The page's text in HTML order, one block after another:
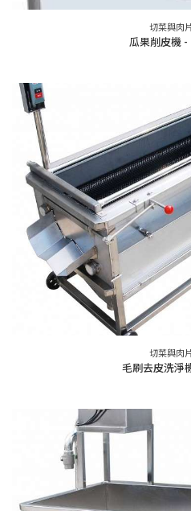
切菜與肉
瓜果削皮機 -
切菜與肉
毛刷去皮洗淨